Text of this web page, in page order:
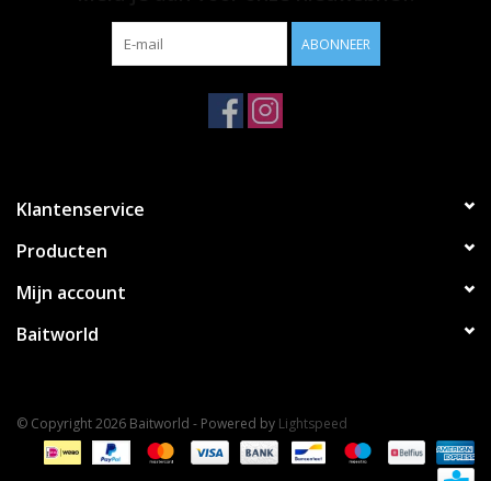
ABONNEER
Klantenservice
Producten
Mijn account
Baitworld
© Copyright 2026 Baitworld - Powered by Lightspeed